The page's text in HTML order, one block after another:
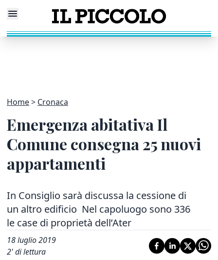
Home Cronaca
Emergenza abitativa Il
Comune consegna 25 nuovi
appartamenti
In Consiglio sarà discussa la cessione di
un altro edificio Nel capoluogo sono 336
le case di proprietà dell’Ater
18 luglio 2019
2' di lettura